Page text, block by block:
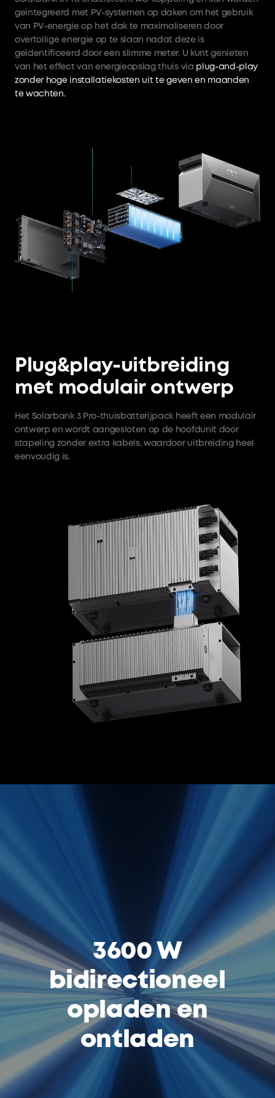
geïntegreerd met PV-systemen op daken om het gebruik
van PV-energie op het dak te maximaliseren door
overtollige energie op te slaan nadat deze is
geïdentificeerd door een slimme meter. U kunt genieten
van het effect van energieopslag thuis via plug-and-play
zonder hoge installatiekosten uit te geven en maanden
te wachten.
Plug&play-uitbreiding
met modulair ontwerp
Het Solarbank 3 Pro-thuisbatterijpack heeft een modulair
ontwerp en wordt aangesloten op de hoofdunit door
stapeling zonder extra kabels, waardoor uitbreiding heel
eenvoudig is.
3600 W
bidirectioneel
opladen en
ontladen